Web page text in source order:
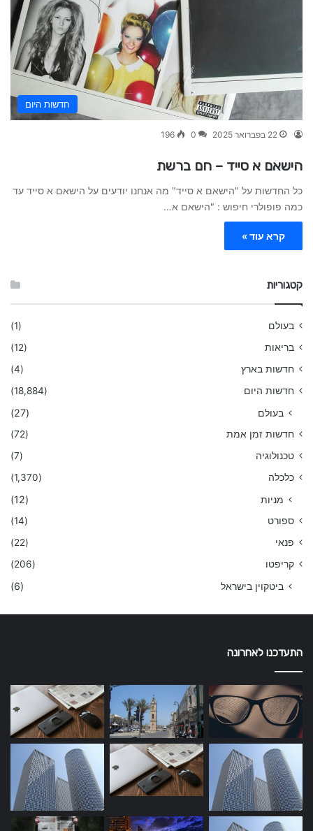
חדשות היום
22 בפברואר 2025 0
196
הישאם א סייד – חם ברשת
כל החדשות על "הישאם א סייד" מה אנחנו יודעים על הישאם א סייד עד
כמה פופולרי חיפוש : "הישאם א…
קרא עוד »
קטגוריות
בעולם
(1)
בריאות
(12)
חדשות בארץ
(4)
חדשות היום
(18,884)
בעולם (27)
חדשות זמן אמת
(72)
טכנולוגיה
(7)
כלכלה
(1,370)
מניות (12)
ספורט
(14)
פנאי
(22)
קריפטו
(206)
ביטקוין בישראל (6)
התעדכנו לאחרונה